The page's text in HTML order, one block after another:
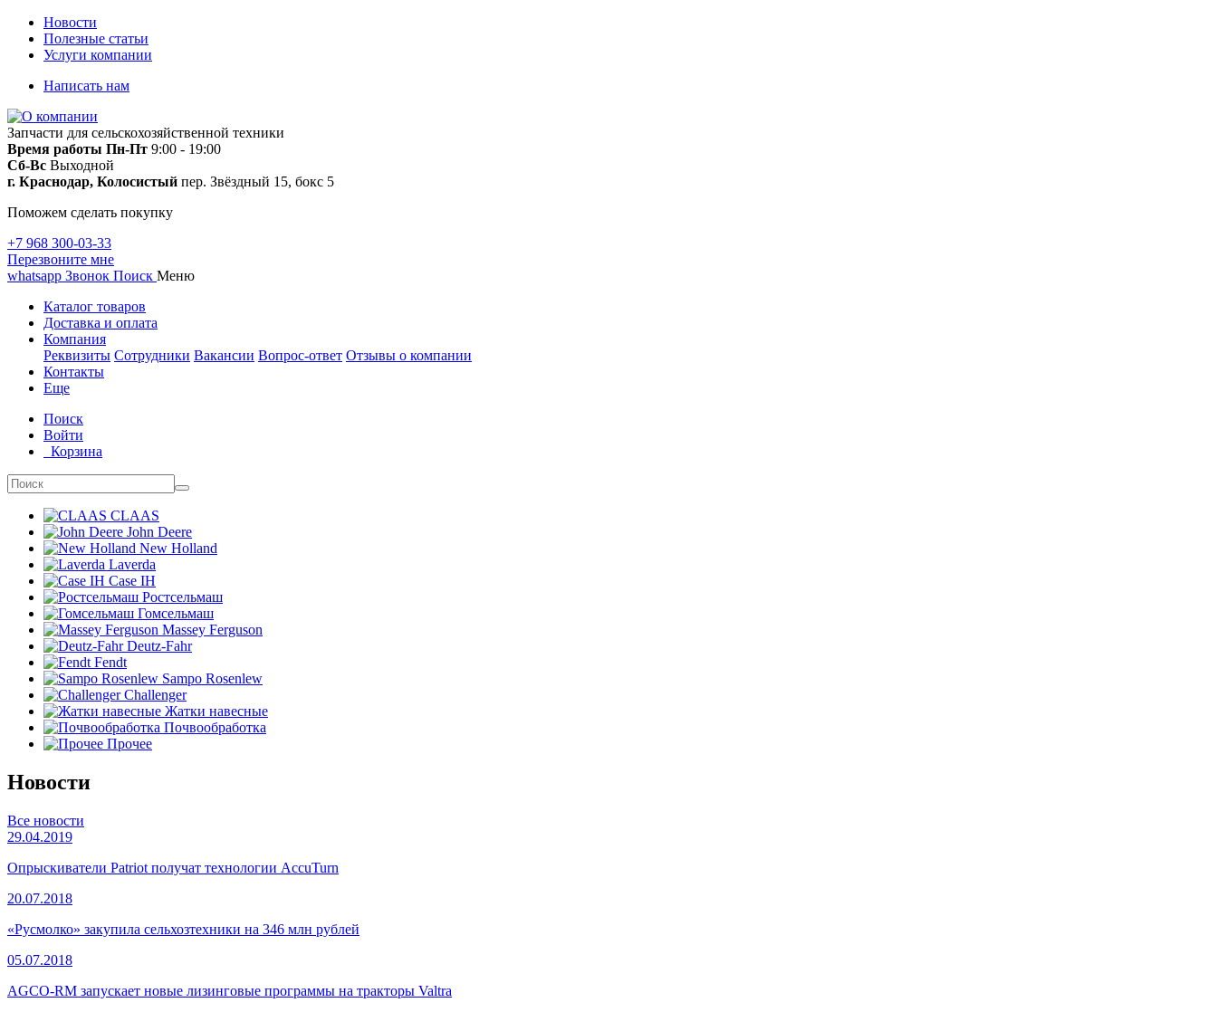
Новости
Полезные статьи
Услуги компании
Написать нам
Запчасти для сельскохозяйственной техники
Время работы Пн-Пт 9:00 - 19:00
Сб-Вс Выходной
г. Краснодар, Колосистый пер. Звёздный 15, бокс 5
Поможем сделать покупку
+7 968 300-03-33
Перезвоните мне
whatsapp Звонок Поиск Меню
Каталог товаров
Доставка и оплата
Компания
Реквизиты Сотрудники Вакансии Вопрос-ответ Отзывы о компании
Контакты
Еще
Поиск
Войти
Корзина
CLAAS
John Deere
New Holland
Laverda
Case IH
Ростсельмаш
Гомсельмаш
Massey Ferguson
Deutz-Fahr
Fendt
Sampo Rosenlew
Challenger
Жатки навесные
Почвообработка
Прочее
Новости
Все новости
29.04.2019
Опрыскиватели Patriot получат технологии AccuTurn
20.07.2018
«Русмолко» закупила сельхозтехники на 346 млн рублей
05.07.2018
AGCO-RM запускает новые лизинговые программы на тракторы Valtra